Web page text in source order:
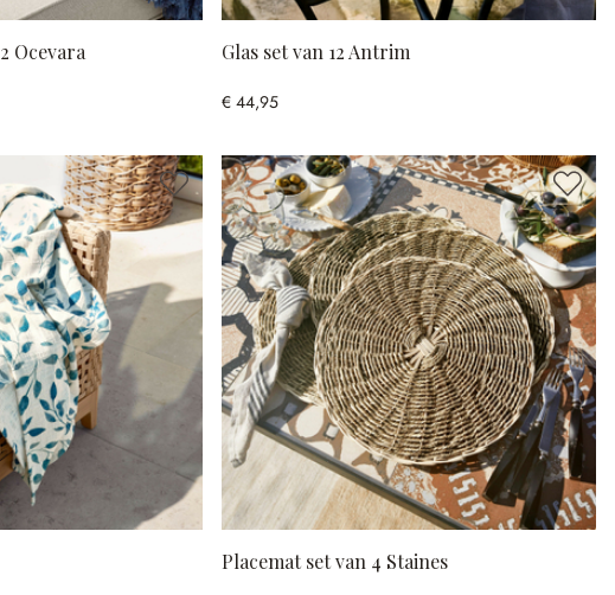
Ocevara Glas set van 12 Antrim
€ 44,95
Placemat set van 4 Staines